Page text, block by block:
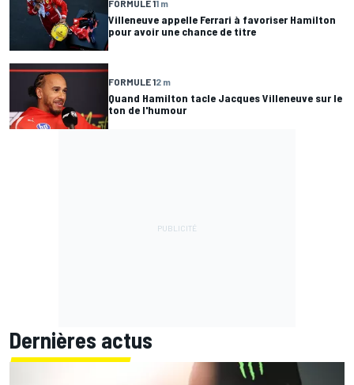
FORMULE 11 m
Villeneuve appelle Ferrari à favoriser Hamilton
pour avoir une chance de titre
FORMULE 12 m
Quand Hamilton tacle Jacques Villeneuve sur le
ton de l'humour
Dernières actus